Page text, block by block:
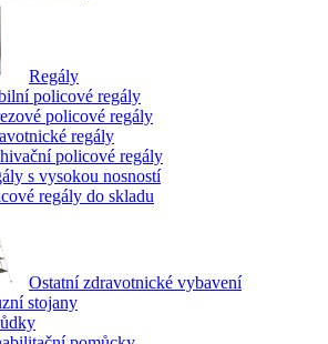
Regály
policové regály
policové regály
regály
policové regály
s vysokou nosností
regály do skladu
Ostatní zdravotnické vybavení
stojany